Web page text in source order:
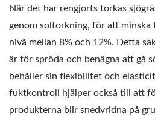
När det har rengjorts torkas
genom soltorkning, för att minska
nivå mellan 8% och 12%. Detta
är för spröda och benägna att gå
behåller sin flexibilitet och
fuktkontroll hjälper också till att
produkterna blir snedvridna på